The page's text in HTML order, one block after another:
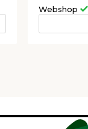
Webshop